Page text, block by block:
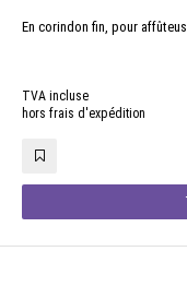
En corindon fin, pour
TVA incluse
hors frais d'expédition